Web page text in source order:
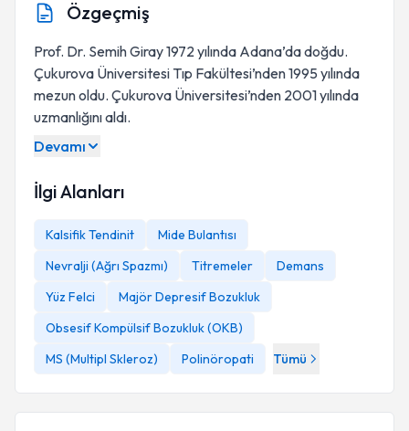
Özgeçmiş
Prof. Dr. Semih Giray 1972 yılında Adana’da doğdu.
Çukurova Üniversitesi Tıp Fakültesi’nden 1995 yılında
mezun oldu. Çukurova Üniversitesi’nden 2001 yılında
uzmanlığını aldı.
Devamı
İlgi Alanları
Kalsifik Tendinit
Mide Bulantısı
Nevralji (Ağrı Spazmı)
Titremeler
Demans
Yüz Felci
Majör Depresif Bozukluk
Obsesif Kompülsif Bozukluk (OKB)
MS (Multipl Skleroz)
Polinöropati Tümü